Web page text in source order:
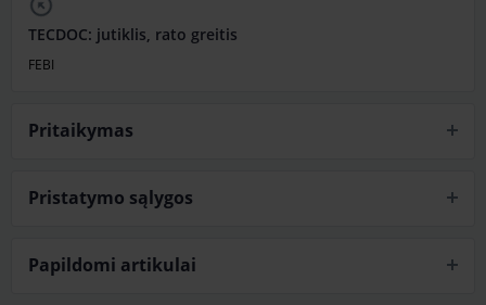
TECDOC: jutiklis, rato greitis
FEBI
Pritaikymas
Pristatymo sąlygos
Papildomi artikulai